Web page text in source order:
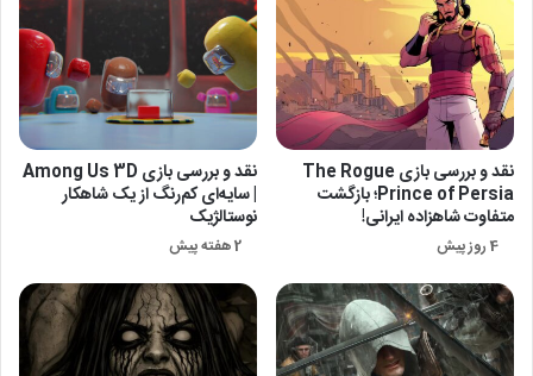
نقد و بررسی بازی The Rogue
Prince of Persia؛ بازگشت
متفاوت شاهزاده ایرانی!
4 روز پیش
نقد و بررسی بازی Among Us 3D
| سایه‌ای کم‌رنگ از یک شاهکار
نوستالژیک
2 هفته پیش